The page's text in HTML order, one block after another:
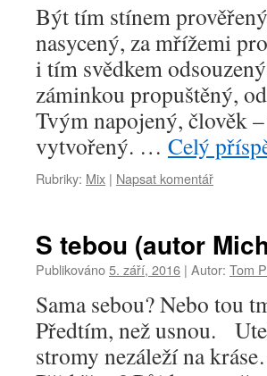
Být tím stínem
nasycený, za mřížemi
i tím svědkem
záminkou propuštěný,
Tvým napojený, člověk
vytvořený. … Celý
Rubriky: Mix | Napsat komentář
S tebou (autor
Publikováno5. září, 2016 | Autor: Tom
Sama sebou? Nebo tou
Předtím, než usnou.
stromy nezáleží na